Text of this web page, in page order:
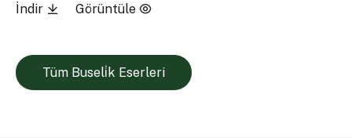
İndir Görüntüle
Tüm Buseli̇k Eserleri